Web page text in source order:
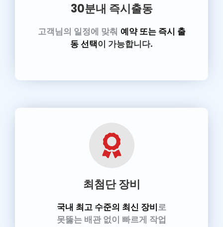
30분내 즉시출동
고객님의 일정에 맞춰 예약 또는 즉시 출
동 선택이 가능합니다.
최첨단 장비
국내 최고 수준의 최신 장비로
못뚫는 배관 없이 빠르게 작업